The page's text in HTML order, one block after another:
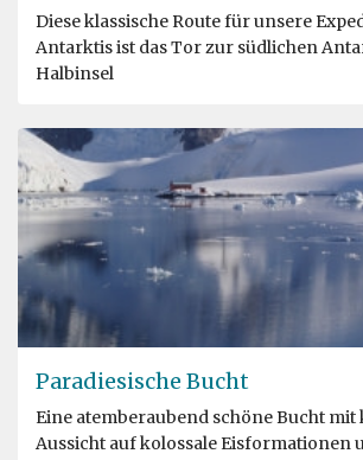
Diese klassische Route für unsere
Antarktis ist das Tor zur südlichen
Halbinsel
Paradiesische Bucht
Eine atemberaubend schöne Bucht mit
Aussicht auf kolossale Eisformationen